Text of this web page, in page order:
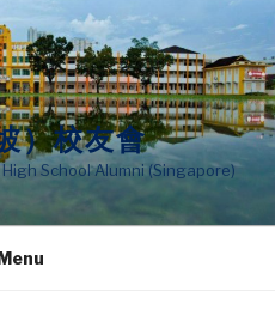
）校友會
School Alumni (Singapore)